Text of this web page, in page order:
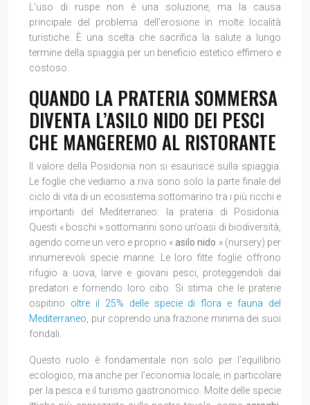
L’uso di ruspe non è una soluzione, ma la causa
principale del problema dell’erosione in molte località
turistiche. È una scelta che sacrifica la salute a lungo
termine della spiaggia per un beneficio estetico effimero e
costoso.
QUANDO LA PRATERIA SOMMERSA
DIVENTA L’ASILO NIDO DEI PESCI
CHE MANGEREMO AL RISTORANTE
Il valore della Posidonia non si esaurisce sulla spiaggia.
Le foglie che vediamo a riva sono solo la parte finale del
ciclo di vita di un ecosistema sottomarino tra i più ricchi e
importanti del Mediterraneo: la prateria di Posidonia.
Questi « boschi » sottomarini sono un’oasi di biodiversità,
agendo come un vero e proprio « asilo nido » (nursery) per
innumerevoli specie marine. Le loro fitte foglie offrono
rifugio a uova, larve e giovani pesci, proteggendoli dai
predatori e fornendo loro cibo. Si stima che le praterie
ospitino oltre il 25% delle specie di flora e fauna del
Mediterraneo , pur coprendo una frazione minima dei suoi
fondali.
Questo ruolo è fondamentale non solo per l’equilibrio
ecologico, ma anche per l’economia locale, in particolare
per la pesca e il turismo gastronomico. Molte delle specie